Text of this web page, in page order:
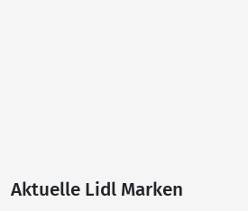
Aktuelle Lidl Marken